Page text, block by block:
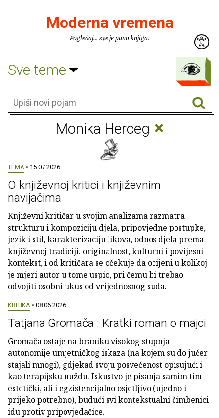
Moderna vremena
Pogledaj... sve je puno knjiga.
Sve teme
Monika Herceg ×
TEMA • 15.07.2026.
O književnoj kritici i književnim
navijačima
Književni kritičar u svojim analizama razmatra
strukturu i kompoziciju djela, pripovjedne postupke,
jezik i stil, karakterizaciju likova, odnos djela prema
književnoj tradiciji, originalnost, kulturni i povijesni
kontekst, i od kritičara se očekuje da ocijeni u kolikoj
je mjeri autor u tome uspio, pri čemu bi trebao
odvojiti osobni ukus od vrijednosnog suda.
KRITIKA • 08.06.2026.
Tatjana Gromača : Kratki roman o majci
Gromača ostaje na braniku visokog stupnja
autonomije umjetničkog iskaza (na kojem su do jučer
stajali mnogi), gdjekad svoju posvećenost opisujući i
kao terapijsku nuždu. Iskustvo je pisanja samim tim
estetički, ali i egzistencijalno osjetljivo (ujedno i
prijeko potrebno), budući svi kontekstualni čimbenici
idu protiv pripovjedačice.